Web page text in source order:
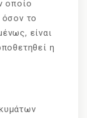
οποίο
όσον το
είναι
η